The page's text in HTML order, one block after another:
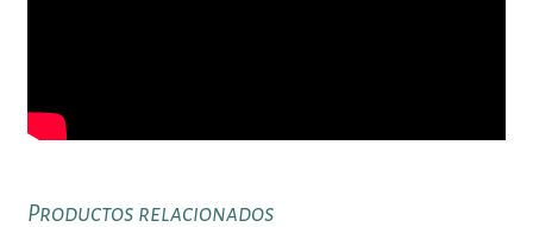
Productos relacionados